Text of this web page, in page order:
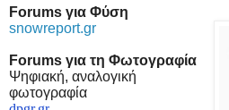
Forums για Φύση
snowreport.gr
Forums για τη Φωτογραφία
Ψηφιακή, αναλογική
φωτογραφία